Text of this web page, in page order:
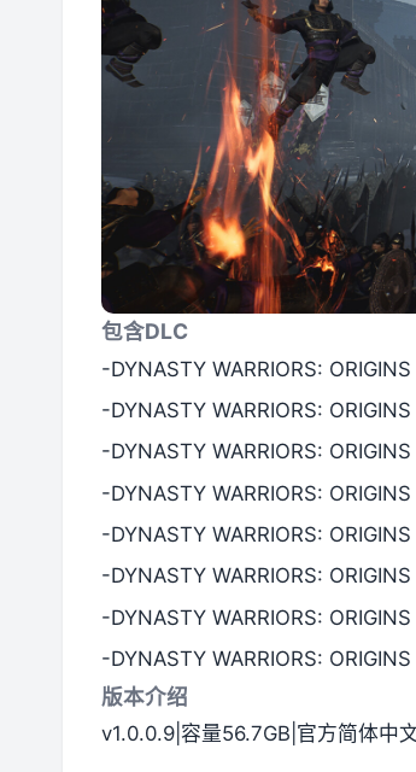
包含DLC
-DYNASTY WARRIORS:
-DYNASTY WARRIORS:
-DYNASTY WARRIORS:
-DYNASTY WARRIORS:
-DYNASTY WARRIORS:
-DYNASTY WARRIORS:
-DYNASTY WARRIORS:
-DYNASTY WARRIORS:
版本介绍
v1.0.0.9|容量56.7GB|官方简体中